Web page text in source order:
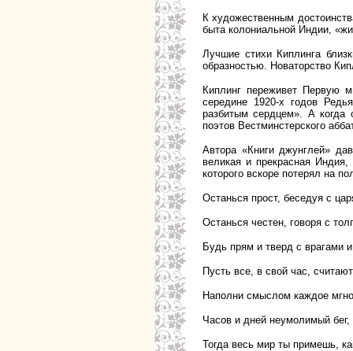
К художественным
быта колониальной Индии,
Лучшие стихи Киплинга
образностью. Новаторство
Киплинг переживет Первую
середине 1920-х годов
разбитым сердцем». А когда
поэтов Вестминстерского
Автора «Книги джунглей»
великая и прекрасная
которого вскоре потерял на
Останься прост, беседуя с
Останься честен, говоря с
Будь прям и тверд с врагами
Пусть все, в свой час,
Наполни смыслом каждое
Часов и дней неумолимый
Тогда весь мир ты примешь,